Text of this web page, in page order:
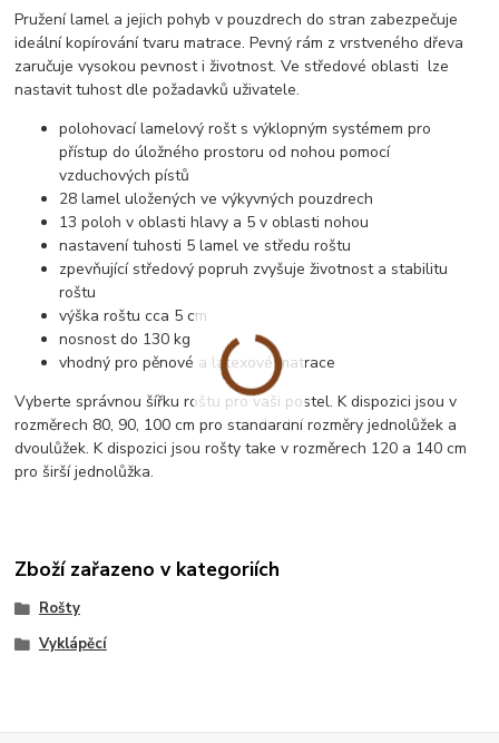
Pružení lamel a jejich pohyb v pouzdrech do stran zabezpečuje
ideální kopírování tvaru matrace. Pevný rám z vrstveného dřeva
zaručuje vysokou pevnost i životnost. Ve středové oblasti lze
nastavit tuhost dle požadavků uživatele.
polohovací lamelový rošt s výklopným systémem pro
přístup do úložného prostoru od nohou pomocí
vzduchových pístů
28 lamel uložených ve výkyvných pouzdrech
13 poloh v oblasti hlavy a 5 v oblasti nohou
nastavení tuhosti 5 lamel ve středu roštu
zpevňující středový popruh zvyšuje životnost a stabilitu
roštu
výška roštu cca 5 cm
nosnost do 130 kg
vhodný pro pěnové a latexové matrace
Vyberte správnou šířku roštu pro vaši postel. K dispozici jsou v
rozměrech 80, 90, 100 cm pro standardní rozměry jednolůžek a
dvoulůžek. K dispozici jsou rošty take v rozměrech 120 a 140 cm
pro širší jednolůžka.
Zboží zařazeno v kategoriích
Rošty
Vyklápěcí